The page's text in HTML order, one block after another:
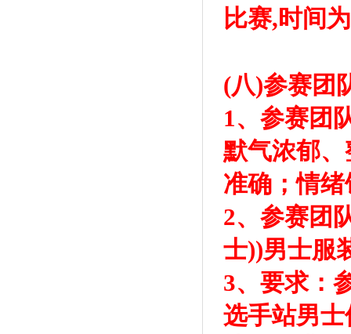
比赛,时间
(八)参赛团
1、参赛团
默气浓郁
准确；情
2、参赛团
士))男士服
3、要求：
选手站男